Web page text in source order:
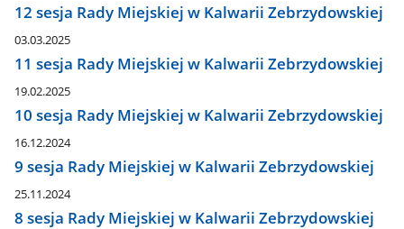
12 sesja Rady Miejskiej w Kalwarii Zebrzydowskiej
03.03.2025
11 sesja Rady Miejskiej w Kalwarii Zebrzydowskiej
19.02.2025
10 sesja Rady Miejskiej w Kalwarii Zebrzydowskiej
16.12.2024
9 sesja Rady Miejskiej w Kalwarii Zebrzydowskiej
25.11.2024
8 sesja Rady Miejskiej w Kalwarii Zebrzydowskiej